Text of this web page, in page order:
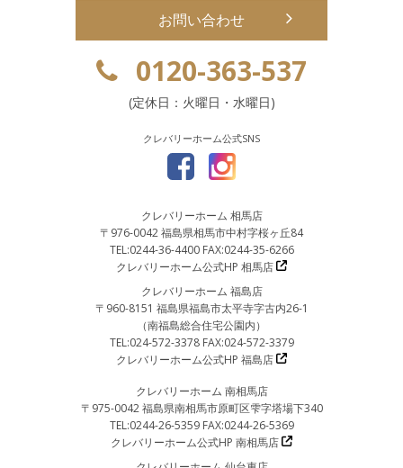
お問い合わせ
0120-363-537
(定休日：火曜日・水曜日)
クレバリーホーム公式SNS
クレバリーホーム 相馬店
〒976-0042 福島県相馬市中村字桜ヶ丘84
TEL:0244-36-4400 FAX:0244-35-6266
クレバリーホーム公式HP 相馬店
クレバリーホーム 福島店
〒960-8151 福島県福島市太平寺字古内26-1
（南福島総合住宅公園内）
TEL:024-572-3378 FAX:024-572-3379
クレバリーホーム公式HP 福島店
クレバリーホーム 南相馬店
〒975-0042 福島県南相馬市原町区雫字塔場下340
TEL:0244-26-5359 FAX:0244-26-5369
クレバリーホーム公式HP 南相馬店